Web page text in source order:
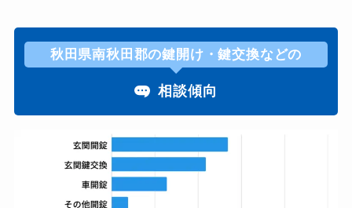
秋田県南秋田郡の鍵開け・鍵交換などの
相談傾向